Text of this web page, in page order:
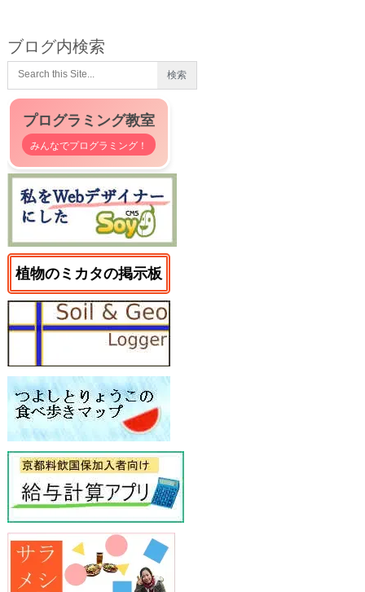
ブログ内検索
プログラミング教室
みんなでプログラミング！
植物のミカタの掲示板